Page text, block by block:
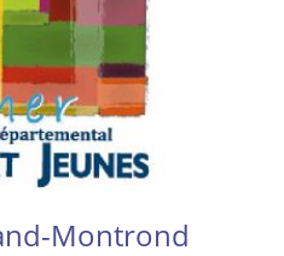
Montrond